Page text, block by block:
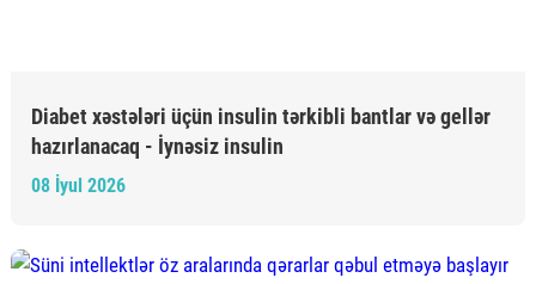
Diabet xəstələri üçün insulin tərkibli bantlar və gellər
hazırlanacaq - İynəsiz insulin
08 İyul 2026